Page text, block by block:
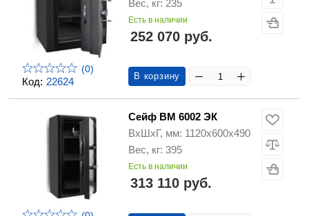
Код: 22624
(0)
Вес, кг: 235
Есть в наличии
252 070 руб.
В корзину
Сейф ВМ 6002 ЭК
ВхШхГ, мм: 1120х600х490
Вес, кг: 395
Есть в наличии
313 110 руб.